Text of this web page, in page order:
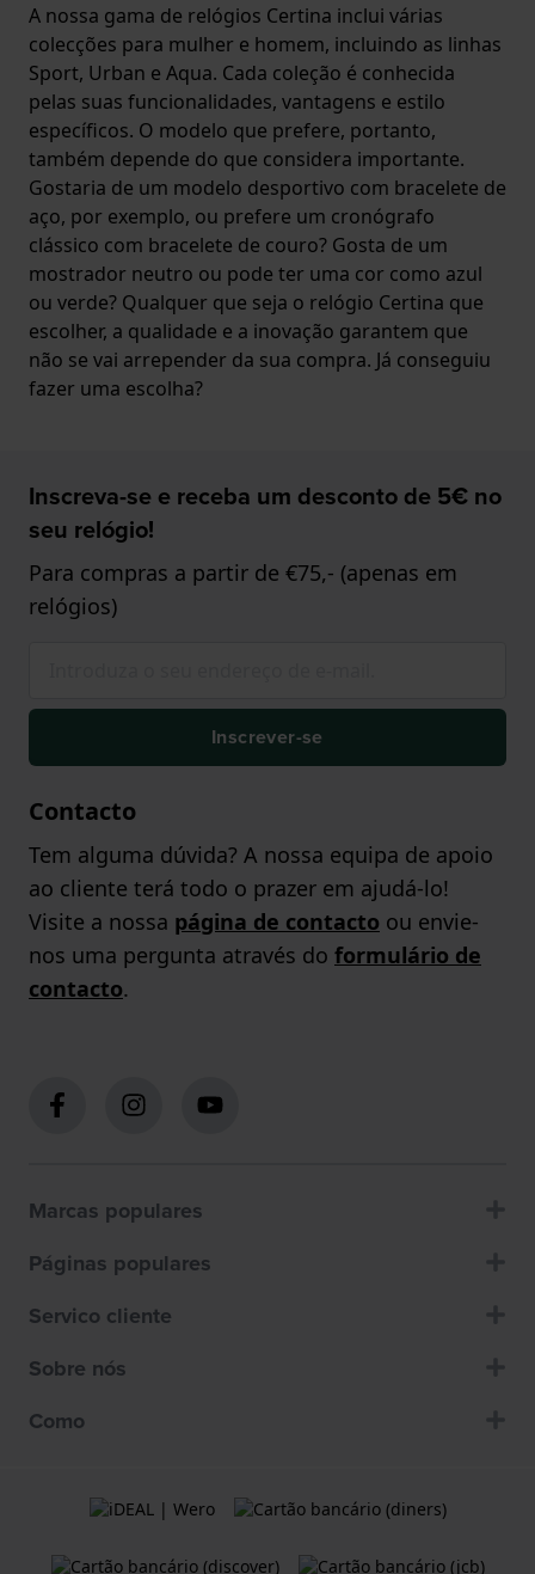
A nossa gama de relógios Certina inclui várias
colecções para mulher e homem, incluindo as linhas
Sport, Urban e Aqua. Cada coleção é conhecida
pelas suas funcionalidades, vantagens e estilo
específicos. O modelo que prefere, portanto,
também depende do que considera importante.
Gostaria de um modelo desportivo com bracelete de
aço, por exemplo, ou prefere um cronógrafo
clássico com bracelete de couro? Gosta de um
mostrador neutro ou pode ter uma cor como azul
ou verde? Qualquer que seja o relógio Certina que
escolher, a qualidade e a inovação garantem que
não se vai arrepender da sua compra. Já conseguiu
fazer uma escolha?
Inscreva-se e receba um desconto de 5€ no
seu relógio!
Para compras a partir de €75,- (apenas em
relógios)
Inscrever-se
Contacto
Tem alguma dúvida? A nossa equipa de apoio
ao cliente terá todo o prazer em ajudá-lo!
Visite a nossa página de contacto ou envie-
nos uma pergunta através do formulário de
contacto.
Marcas populares
Páginas populares
Servico cliente
Sobre nós
Como